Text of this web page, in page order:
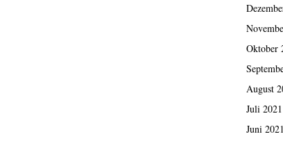
Oktober
August
Juli 2021
Juni 2021